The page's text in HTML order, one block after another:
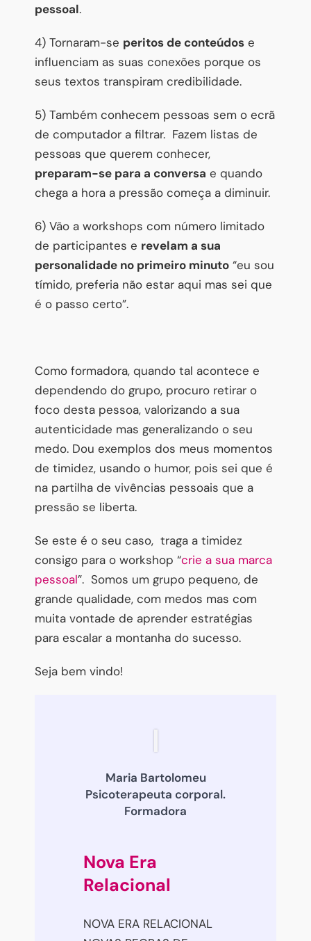
pessoal.
4) Tornaram-se peritos de conteúdos e
influenciam as suas conexões porque os
seus textos transpiram credibilidade.
5) Também conhecem pessoas sem o ecrã
de computador a filtrar. Fazem listas de
pessoas que querem conhecer,
preparam-se para a conversa e quando
chega a hora a pressão começa a diminuir.
6) Vão a workshops com número limitado
de participantes e revelam a sua
personalidade no primeiro minuto “eu sou
tímido, preferia não estar aqui mas sei que
é o passo certo”.
Como formadora, quando tal acontece e
dependendo do grupo, procuro retirar o
foco desta pessoa, valorizando a sua
autenticidade mas generalizando o seu
medo. Dou exemplos dos meus momentos
de timidez, usando o humor, pois sei que é
na partilha de vivências pessoais que a
pressão se liberta.
Se este é o seu caso, traga a timidez
consigo para o workshop “crie a sua marca
pessoal”. Somos um grupo pequeno, de
grande qualidade, com medos mas com
muita vontade de aprender estratégias
para escalar a montanha do sucesso.
Seja bem vindo!
Maria Bartolomeu
Psicoterapeuta corporal.
Formadora
Nova Era
Relacional
NOVA ERA RELACIONAL